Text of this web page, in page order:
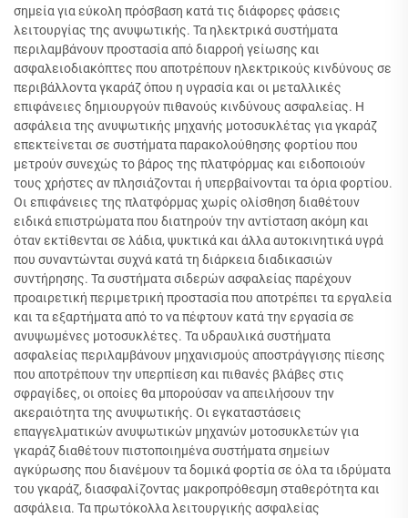
σημεία για εύκολη πρόσβαση κατά τις διάφορες φάσεις
λειτουργίας της ανυψωτικής. Τα ηλεκτρικά συστήματα
περιλαμβάνουν προστασία από διαρροή γείωσης και
ασφαλειοδιακόπτες που αποτρέπουν ηλεκτρικούς κινδύνους σε
περιβάλλοντα γκαράζ όπου η υγρασία και οι μεταλλικές
επιφάνειες δημιουργούν πιθανούς κινδύνους ασφαλείας. Η
ασφάλεια της ανυψωτικής μηχανής μοτοσυκλέτας για γκαράζ
επεκτείνεται σε συστήματα παρακολούθησης φορτίου που
μετρούν συνεχώς το βάρος της πλατφόρμας και ειδοποιούν
τους χρήστες αν πλησιάζονται ή υπερβαίνονται τα όρια φορτίου.
Οι επιφάνειες της πλατφόρμας χωρίς ολίσθηση διαθέτουν
ειδικά επιστρώματα που διατηρούν την αντίσταση ακόμη και
όταν εκτίθενται σε λάδια, ψυκτικά και άλλα αυτοκινητικά υγρά
που συναντώνται συχνά κατά τη διάρκεια διαδικασιών
συντήρησης. Τα συστήματα σιδερών ασφαλείας παρέχουν
προαιρετική περιμετρική προστασία που αποτρέπει τα εργαλεία
και τα εξαρτήματα από το να πέφτουν κατά την εργασία σε
ανυψωμένες μοτοσυκλέτες. Τα υδραυλικά συστήματα
ασφαλείας περιλαμβάνουν μηχανισμούς αποστράγγισης πίεσης
που αποτρέπουν την υπερπίεση και πιθανές βλάβες στις
σφραγίδες, οι οποίες θα μπορούσαν να απειλήσουν την
ακεραιότητα της ανυψωτικής. Οι εγκαταστάσεις
επαγγελματικών ανυψωτικών μηχανών μοτοσυκλετών για
γκαράζ διαθέτουν πιστοποιημένα συστήματα σημείων
αγκύρωσης που διανέμουν τα δομικά φορτία σε όλα τα ιδρύματα
του γκαράζ, διασφαλίζοντας μακροπρόθεσμη σταθερότητα και
ασφάλεια. Τα πρωτόκολλα λειτουργικής ασφαλείας